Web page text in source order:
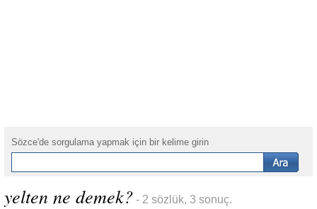
Sözce'de sorgulama yapmak için bir kelime girin
yelten ne demek? - 2 sözlük, 3 sonuç.